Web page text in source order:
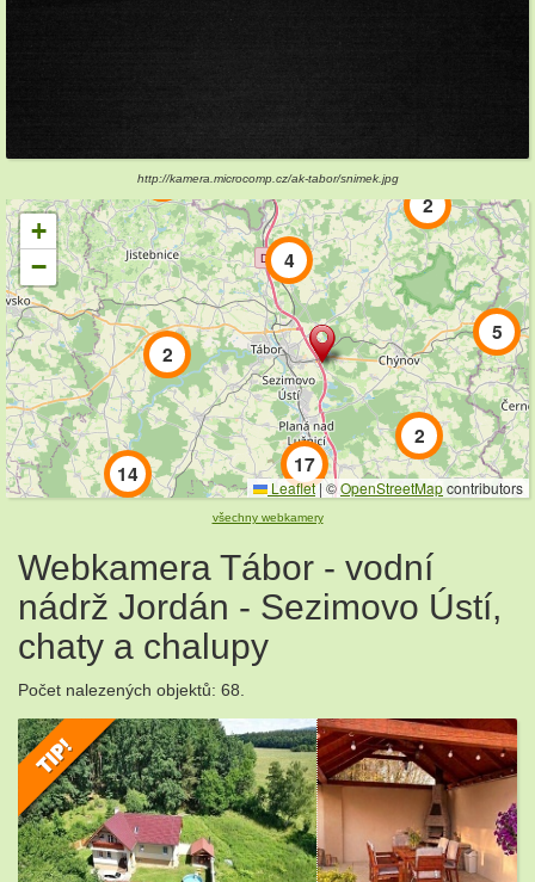
http://kamera.microcomp.cz/ak-tabor/snimek.jpg
5
14
2
17
2
4
2
6
+
−
Leaflet|©OpenStreetMapcontributors
všechny webkamery
Webkamera Tábor - vodní
nádrž Jordán - Sezimovo Ústí,
chaty a chalupy
Počet nalezených objektů: 68.